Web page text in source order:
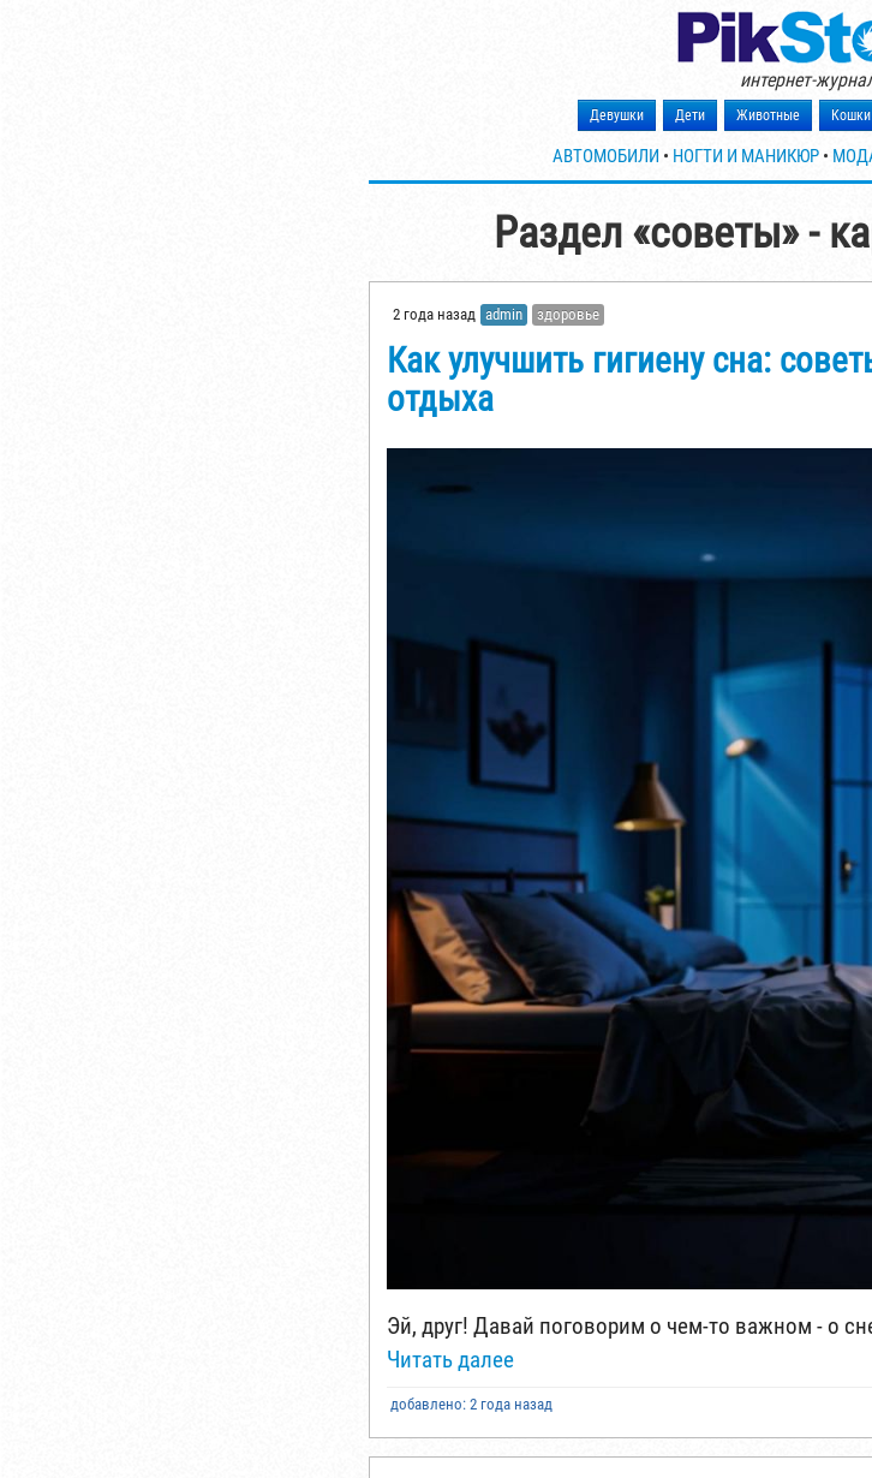
интернет-
Девушки Дети Животные Кошки
АВТОМОБИЛИ • НОГТИ И МАНИКЮР•
Раздел «советы» -
2 года назад admin здоровье
Как улучшить гигиену сна:
отдыха
Эй, друг! Давай поговорим о чем-то важном - о
Читать далее
добавлено: 2 года назад